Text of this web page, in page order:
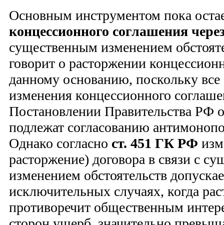
Основным инструментом пока
концессионного соглашения
существенным изменением
говорит о расторжении
данному основанию, поскольку все
изменения концессионного
Постановлении Правительства РФ
подлежат согласованию
Однако согласно ст. 451 ГК РФ
расторжение) договора в связи с
изменением обстоятельств
исключительных случаях, когда
противоречит общественным